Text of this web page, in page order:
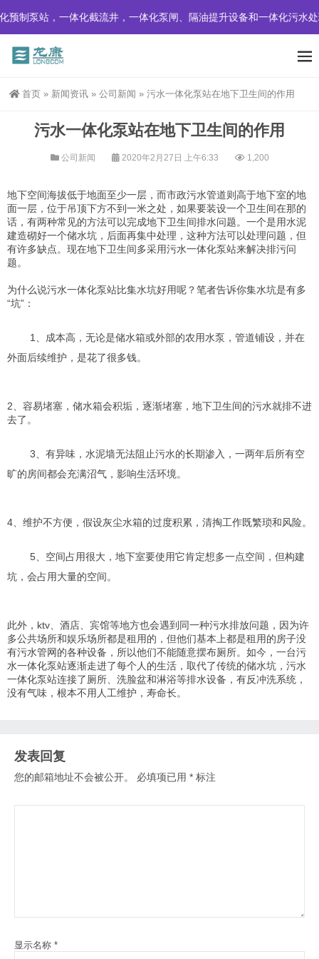
制泵站，一体化截流井，一体化泵闸、隔油提升设备和一体化污水处
首页 » 新闻资讯 » 公司新闻 » 污水一体化泵站在地下卫生间的作用
污水一体化泵站在地下卫生间的作用
公司新闻 2020年2月27日 上午6:33 1,200
地下空间海拔低于地面至少一层，而市政污水管道则高于地下室的地
面一层，位于吊顶下方不到一米之处，如果要装设一个卫生间在那的
话，有两种常见的方法可以完成地下卫生间排水问题。一个是用水泥
建造砌好一个储水坑，后面再集中处理，这种方法可以处理问题，但
有许多缺点。现在地下卫生间多采用污水一体化泵站来解决排污问
题。
为什么说污水一体化泵站比集水坑好用呢？笔者告诉你集水坑是有多
“坑”：
1、成本高，无论是储水箱或外部的农用水泵，管道铺设，并在
外面后续维护，是花了很多钱。
2、容易堵塞，储水箱会积垢，逐渐堵塞，地下卫生间的污水就排不进
去了。
3、有异味，水泥墙无法阻止污水的长期渗入，一两年后所有空
旷的房间都会充满沼气，影响生活环境。
4、维护不方便，假设灰尘水箱的过度积累，清掏工作既繁琐和风险。
5、空间占用很大，地下室要使用它肯定想多一点空间，但构建
坑，会占用大量的空间。
此外，ktv、酒店、宾馆等地方也会遇到同一种污水排放问题，因为许
多公共场所和娱乐场所都是租用的，但他们基本上都是租用的房子没
有污水管网的各种设备，所以他们不能随意摆布厕所。如今，一台污
水一体化泵站逐渐走进了每个人的生活，取代了传统的储水坑， 污水
一体化泵站连接了厕所、洗脸盆和淋浴等排水设备，有反冲洗系统，
没有气味，根本不用人工维护，寿命长。
发表回复
您的邮箱地址不会被公开。 必填项已用 * 标注
显示名称 *